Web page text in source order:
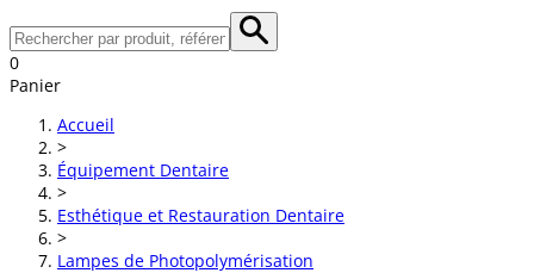
0
Panier
Accueil
>
Équipement Dentaire
>
Esthétique et Restauration Dentaire
>
Lampes de Photopolymérisation